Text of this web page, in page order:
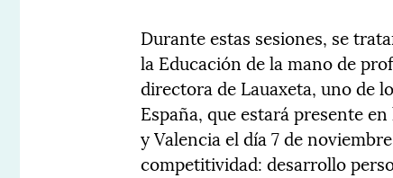
Durante estas sesiones, se
la Educación de la mano de
directora de Lauaxeta, uno de
España, que estará presente
y Valencia el día 7 de
competitividad: desarrollo